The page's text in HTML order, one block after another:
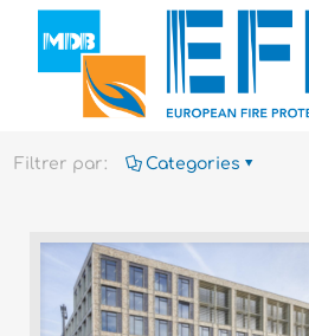
Filtrer par: Categories